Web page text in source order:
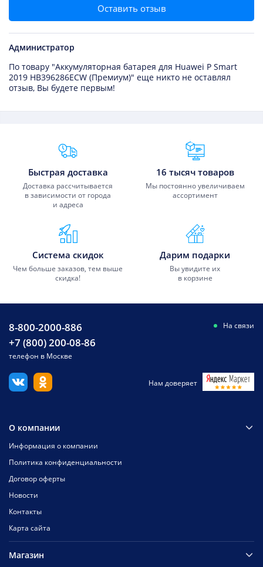
Оставить отзыв
Администратор
По товару "Аккумуляторная батарея для Huawei P Smart
2019 HB396286ECW (Премиум)" еще никто не оставлял
отзыв, Вы будете первым!
Преимущества Fixmobile
Быстрая доставка
Доставка рассчитывается
в зависимости от города
и адреса
16 тысяч товаров
Мы постоянно увеличиваем
ассортимент
Система скидок
Чем больше заказов, тем выше
скидка!
Дарим подарки
Вы увидите их
в корзине
8-800-2000-886
+7 (800) 200-08-86
телефон в Москве
На связи
Нам доверяет
О компании
Информация о компании
Политика конфиденциальности
Договор оферты
Новости
Контакты
Карта сайта
Магазин